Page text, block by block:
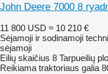
John Deere 7000 8
11 800 USD ≈ 10 210 €
Sėjamoji ir sodinamoji
sėjamoji
Eilių skaičius 8 Tarpueilių
Reikiama traktoriaus galia